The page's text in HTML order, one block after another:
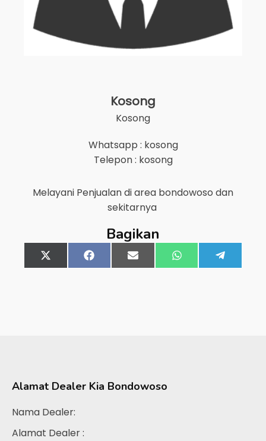
Kosong
Kosong
Whatsapp : kosong
Telepon : kosong
Melayani Penjualan di area bondowoso dan
sekitarnya
Bagikan
Share
on
X
(Twitter)
Share
on
FacebookShare
on
Email Share
on
WhatsApp
on
Alamat Dealer Kia Bondowoso
Nama Dealer:
Alamat Dealer :